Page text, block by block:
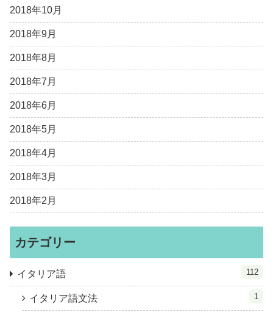
2018年10月
2018年9月
2018年8月
2018年7月
2018年6月
2018年5月
2018年4月
2018年3月
2018年2月
カテゴリー
イタリア語 112
イタリア語文法 1